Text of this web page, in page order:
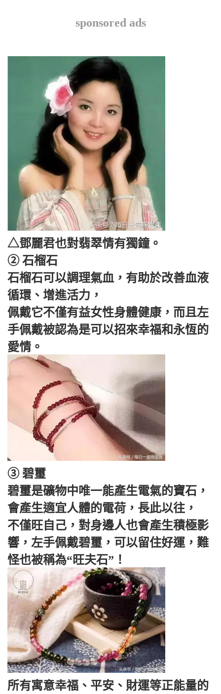
sponsored ads
△鄧麗君也對翡翠情有獨鐘。
② 石榴石
石榴石可以調理氣血，有助於改善血液
循環、增進活力，
佩戴它不僅有益女性身體健康，而且左
手佩戴被認為是可以招來幸福和永恆的
愛情。
③ 碧璽
碧璽是礦物中唯一能產生電氣的寶石，
會產生適宜人體的電荷，長此以往，
不僅旺自己，對身邊人也會產生積極影
響，左手佩戴碧璽，可以留住好運，難
怪也被稱為“旺夫石”！
所有寓意幸福、平安、財運等正能量的